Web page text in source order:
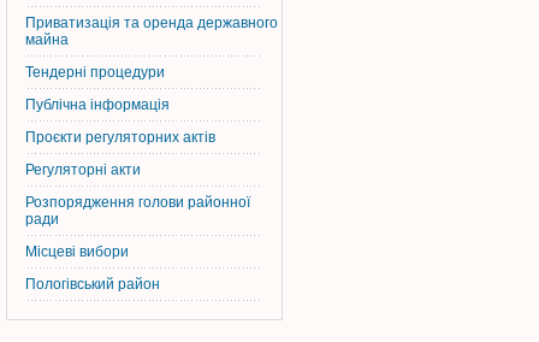
Приватизація та оренда державного
майна
Тендерні процедури
Публічна інформація
Проєкти регуляторних актів
Регуляторні акти
Розпорядження голови районної
ради
Місцеві вибори
Пологівський район